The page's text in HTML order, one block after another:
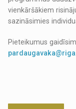
vienkāršākiem
sazināsimies
Pieteikumus